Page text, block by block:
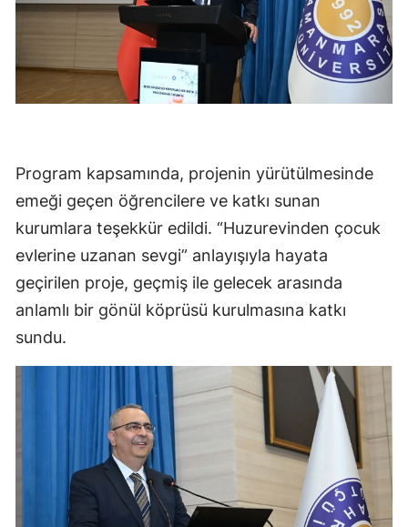
Program kapsamında, projenin yürütülmesinde
emeği geçen öğrencilere ve katkı sunan
kurumlara teşekkür edildi. “Huzurevinden çocuk
evlerine uzanan sevgi” anlayışıyla hayata
geçirilen proje, geçmiş ile gelecek arasında
anlamlı bir gönül köprüsü kurulmasına katkı
sundu.